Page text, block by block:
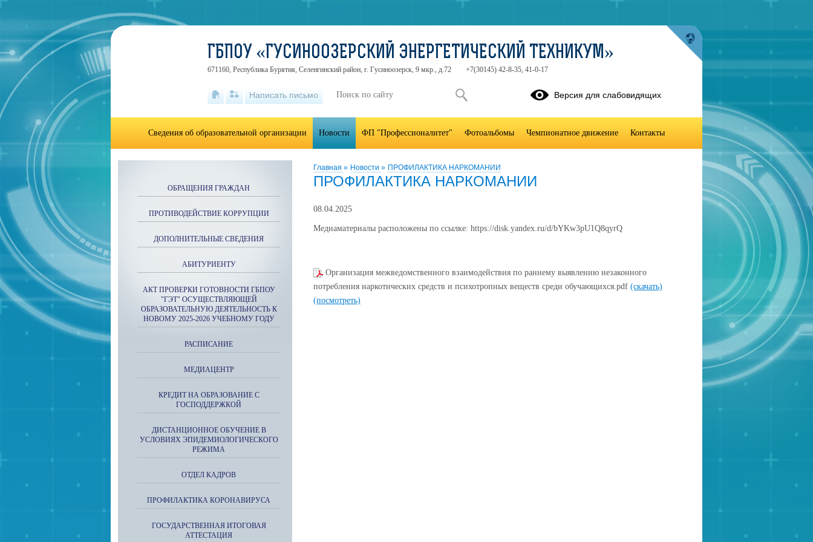
.
Главная » Новости » ПРОФИЛАКТИКА НАРКОМАНИИ
ПРОФИЛАКТИКА НАРКОМАНИИ
08.04.2025
Медиаматериалы расположены по ссылке: https://disk.yandex.ru/d/bYKw3pU1Q8qyrQ
Организация межведомственного взаимодействия по раннему выявлению незаконного
потребления наркотических средств и психотропных веществ среди обучающихся.pdf (скачать)
(посмотреть)
ОБРАЩЕНИЯ ГРАЖДАН
ПРОТИВОДЕЙСТВИЕ КОРРУПЦИИ
ДОПОЛНИТЕЛЬНЫЕ СВЕДЕНИЯ
АБИТУРИЕНТУ
АКТ ПРОВЕРКИ ГОТОВНОСТИ ГБПОУ
"ГЭТ" ОСУЩЕСТВЛЯЮЩЕЙ
ОБРАЗОВАТЕЛЬНУЮ ДЕЯТЕЛЬНОСТЬ К
НОВОМУ 2025-2026 УЧЕБНОМУ ГОДУ
РАСПИСАНИЕ
МЕДИАЦЕНТР
КРЕДИТ НА ОБРАЗОВАНИЕ С
ГОСПОДДЕРЖКОЙ
ДИСТАНЦИОННОЕ ОБУЧЕНИЕ В
УСЛОВИЯХ ЭПИДЕМИОЛОГИЧЕСКОГО
РЕЖИМА
ОТДЕЛ КАДРОВ
ПРОФИЛАКТИКА КОРОНАВИРУСА
ГОСУДАРСТВЕННАЯ ИТОГОВАЯ
АТТЕСТАЦИЯ
ГБПОУ «ГУСИНООЗЕРСКИЙ ЭНЕРГЕТИЧЕСКИЙ ТЕХНИКУМ»
671160, Республика Бурятия, Селенгинский район, г. Гусиноозерск, 9 мкр., д.72 +7(30145) 42-8-35, 41-0-17
Написать письмо Версия для слабовидящих
Сведения об образовательной организации Новости ФП "Профессионалитет" Фотоальбомы Чемпионатное движение Контакты